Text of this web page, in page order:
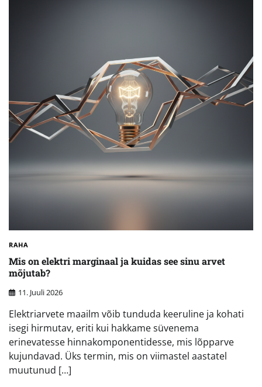
RAHA
Mis on elektri marginaal ja kuidas see sinu arvet
mõjutab?
11. Juuli 2026
Elektriarvete maailm võib tunduda keeruline ja kohati
isegi hirmutav, eriti kui hakkame süvenema
erinevatesse hinnakomponentidesse, mis lõpparve
kujundavad. Üks termin, mis on viimastel aastatel
muutunud […]